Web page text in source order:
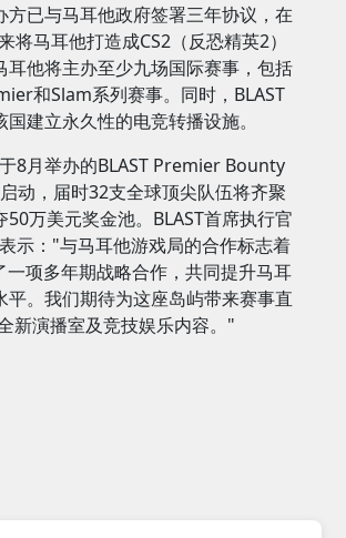
方已与马耳他政府签署三年协议，在
将马耳他打造成CS2（反恐精英2）
耳他将主办至少九场国际赛事，包括
和Slam系列赛事。同时，BLAST
国建立永久性的电竞转播设施。
8月举办的BLAST Premier Bounty
动，届时32支全球顶尖队伍将齐聚
50万美元奖金池。BLAST首席执行官
示："与马耳他游戏局的合作标志着
一项多年期战略合作，共同提升马耳
平。我们期待为这座岛屿带来赛事直
新演播室及竞技娱乐内容。"